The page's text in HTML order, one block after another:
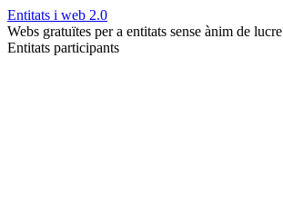
Entitats i web 2.0
Webs gratuïtes per a entitats sense ànim de lucre
Entitats participants